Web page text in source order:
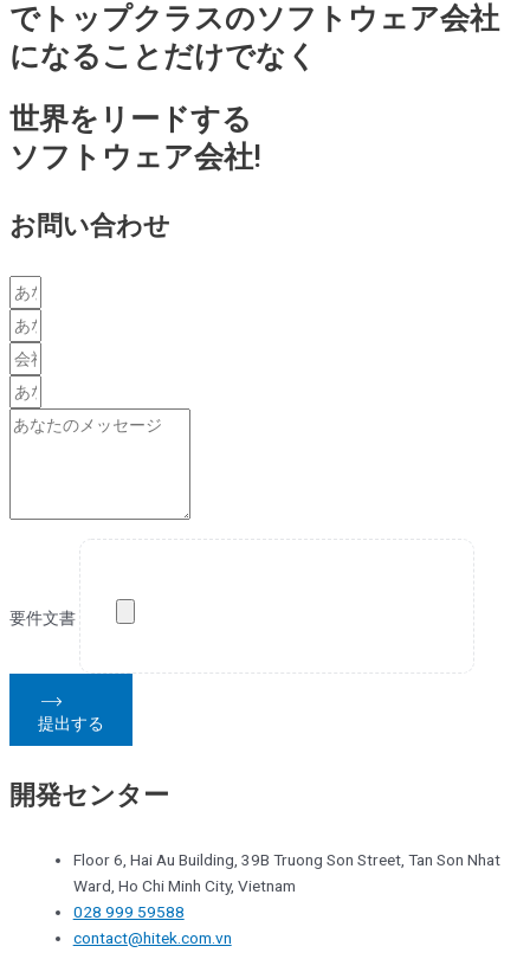
でトップクラスのソフトウェア会社
になることだけでなく
世界をリードする
ソフトウェア会社!
お問い合わせ
要件文書
提出する
開発センター
Floor 6, Hai Au Building, 39B Truong Son Street, Tan Son Nhat
Ward, Ho Chi Minh City, Vietnam
028 999 59588
contact@hitek.com.vn